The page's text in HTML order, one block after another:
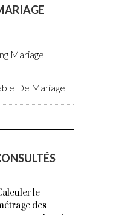
Mariage
De Mariage
le
des